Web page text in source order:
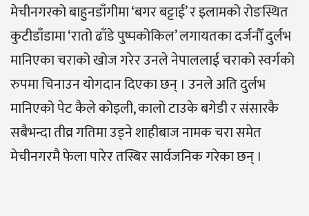
मेचीनगरको बाहुनडाँगीमा ‘बगर बट्टाई’ र इलामको रोङस्थित
कुटीडाँडामा ‘रातो ढाँडे पुष्पकोकिल’ लगायतका दर्जनौँ दुर्लभ
मानिएका चराको खोज गरेर उनले नेपाललाई चराको स्वर्गको
रुपमा चिनाउन योगदान दिएका छन् । उनले अति दुर्लभ
मानिएको पेट कैले कोइली, कालो टाउके बगेडी र संसारकै
सबैभन्दा तीव्र गतिमा उड्ने शाहीबाज नामक चरा समेत
मेचीनगरमै फेला पारेर तस्बिर सार्वजनिक गरेका छन् ।